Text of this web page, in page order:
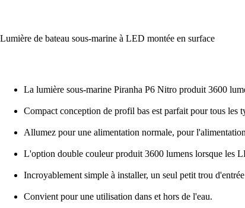
Lumière de bateau sous-marine à LED montée en surface
La lumière sous-marine Piranha P6 Nitro produit 3600
Compact conception de profil bas est parfait pour tous les
Allumez pour une alimentation normale, pour
L'option double couleur produit 3600 lumens lorsque les
Incroyablement simple à installer, un seul petit trou
Convient pour une utilisation dans et hors de l'eau.